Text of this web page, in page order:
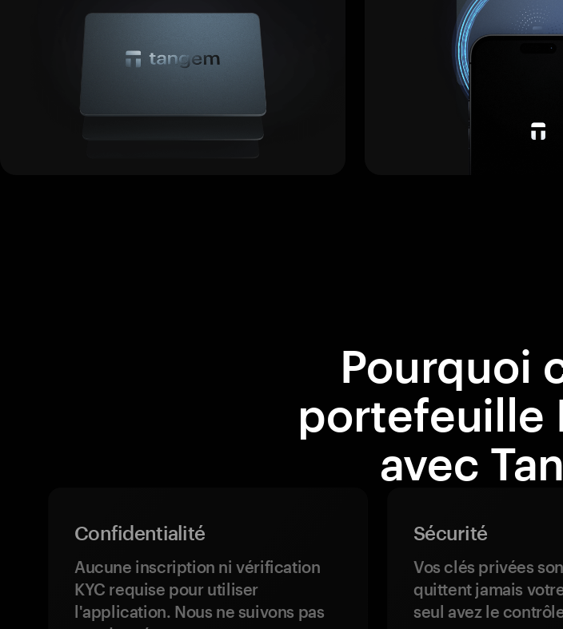
Pourquoi
portefeuille
avec
Confidentialité
Aucune inscription ni vérification
KYC requise pour utiliser
l'application. Nous ne suivons pas
Sécurité
Vos clés privées
quittent jamais
seul avez le